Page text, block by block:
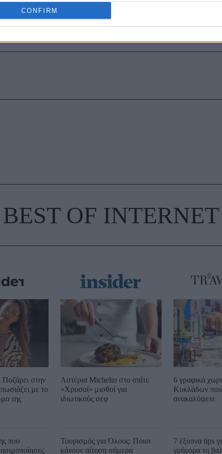
CONFIRM
ζώδια είναι συνήθως κολλημένα στη μαμά τους
BEST OF INTERNET
στην
με το
της
που
Αστέρια Michelin στο σπίτι:
«Χρυσοί» μισθοί για
ιδιωτικούς σεφ
Τουρισμός για Όλους: Ποιοι
κάνουν αίτηση σήμερα
6 γραφικά
Κυκλάδων που
ανακαλύψετε
7 έξυπνα tips
γρήγορα τη